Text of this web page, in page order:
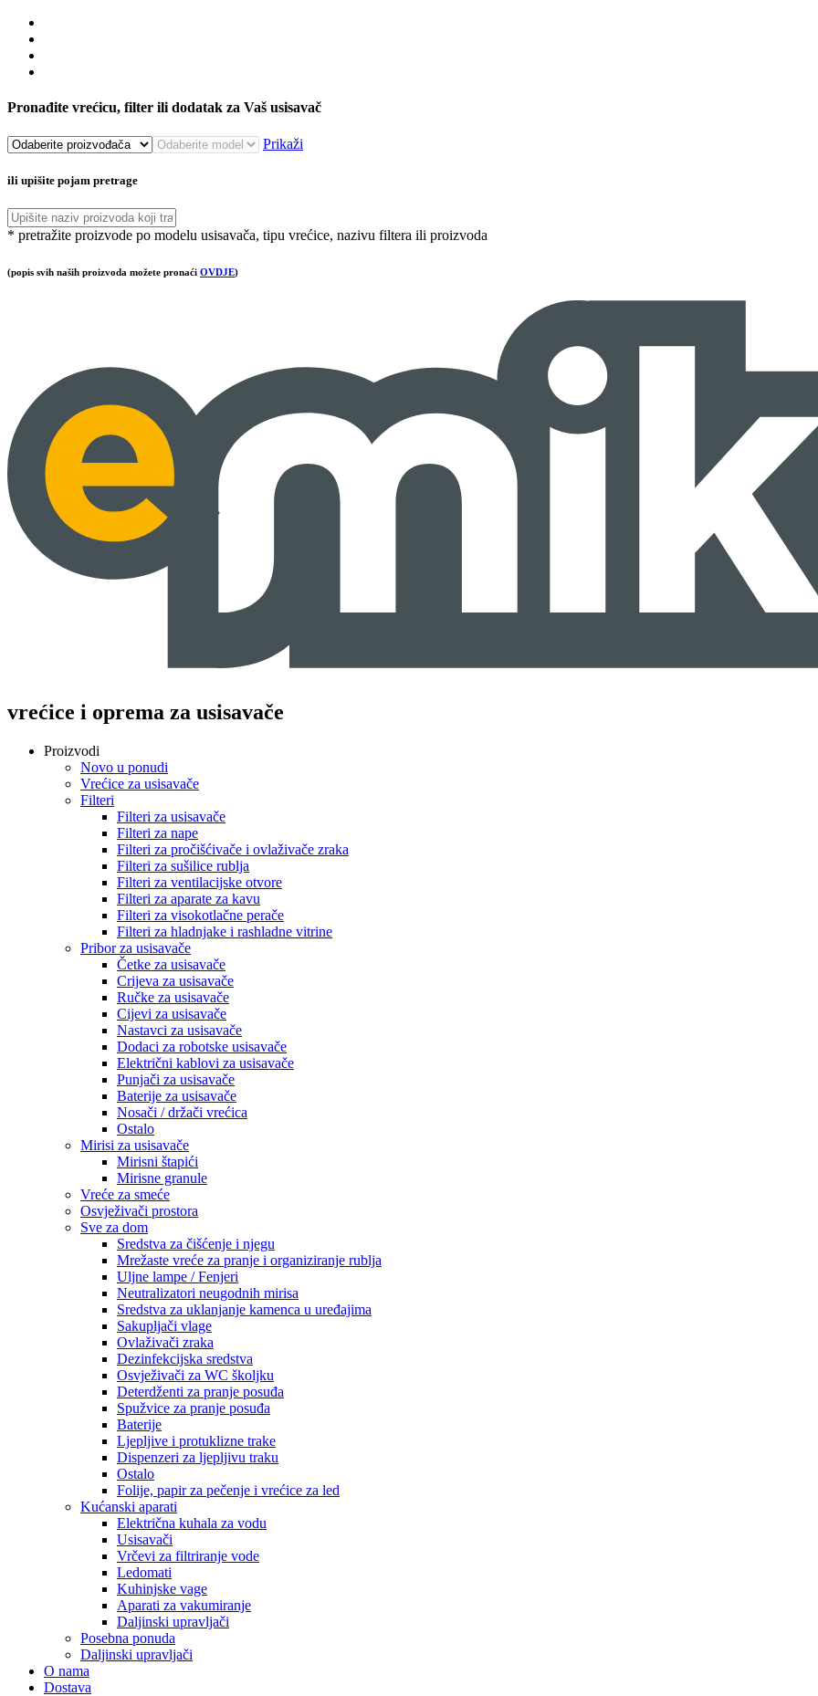
Pronađite vrećicu, filter ili dodatak za Vaš usisavač
Prikaži
ili upišite pojam pretrage
* pretražite proizvode po modelu usisavača, tipu vrećice, nazivu filtera ili proizvoda
(popis svih naših proizvoda možete pronaći OVDJE)
vrećice i oprema za usisavače
Proizvodi
Novo u ponudi
Vrećice za usisavače
Filteri
Filteri za usisavače
Filteri za nape
Filteri za pročišćivače i ovlaživače zraka
Filteri za sušilice rublja
Filteri za ventilacijske otvore
Filteri za aparate za kavu
Filteri za visokotlačne perače
Filteri za hladnjake i rashladne vitrine
Pribor za usisavače
Četke za usisavače
Crijeva za usisavače
Ručke za usisavače
Cijevi za usisavače
Nastavci za usisavače
Dodaci za robotske usisavače
Električni kablovi za usisavače
Punjači za usisavače
Baterije za usisavače
Nosači / držači vrećica
Ostalo
Mirisi za usisavače
Mirisni štapići
Mirisne granule
Vreće za smeće
Osvježivači prostora
Sve za dom
Sredstva za čišćenje i njegu
Mrežaste vreće za pranje i organiziranje rublja
Uljne lampe / Fenjeri
Neutralizatori neugodnih mirisa
Sredstva za uklanjanje kamenca u uređajima
Sakupljači vlage
Ovlaživači zraka
Dezinfekcijska sredstva
Osvježivači za WC školjku
Deterdženti za pranje posuđa
Spužvice za pranje posuđa
Baterije
Ljepljive i protuklizne trake
Dispenzeri za ljepljivu traku
Ostalo
Folije, papir za pečenje i vrećice za led
Kućanski aparati
Električna kuhala za vodu
Usisavači
Vrčevi za filtriranje vode
Ledomati
Kuhinjske vage
Aparati za vakumiranje
Daljinski upravljači
Posebna ponuda
Daljinski upravljači
O nama
Dostava